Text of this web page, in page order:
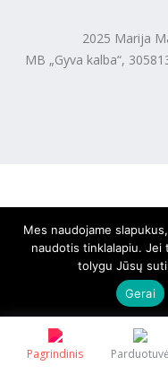
Pagrindinis Parduotuvė
2025 Marija
MB „Gyva kalba“,
Mes naudojame
naudotis tinklalapiu. Jei
tolygu Jūsų
Gerai